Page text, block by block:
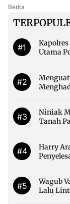
Berita
#1
Utama
#2
#3
Niniak
Tanah
#4
Harry
#5
Wagub
Lalu